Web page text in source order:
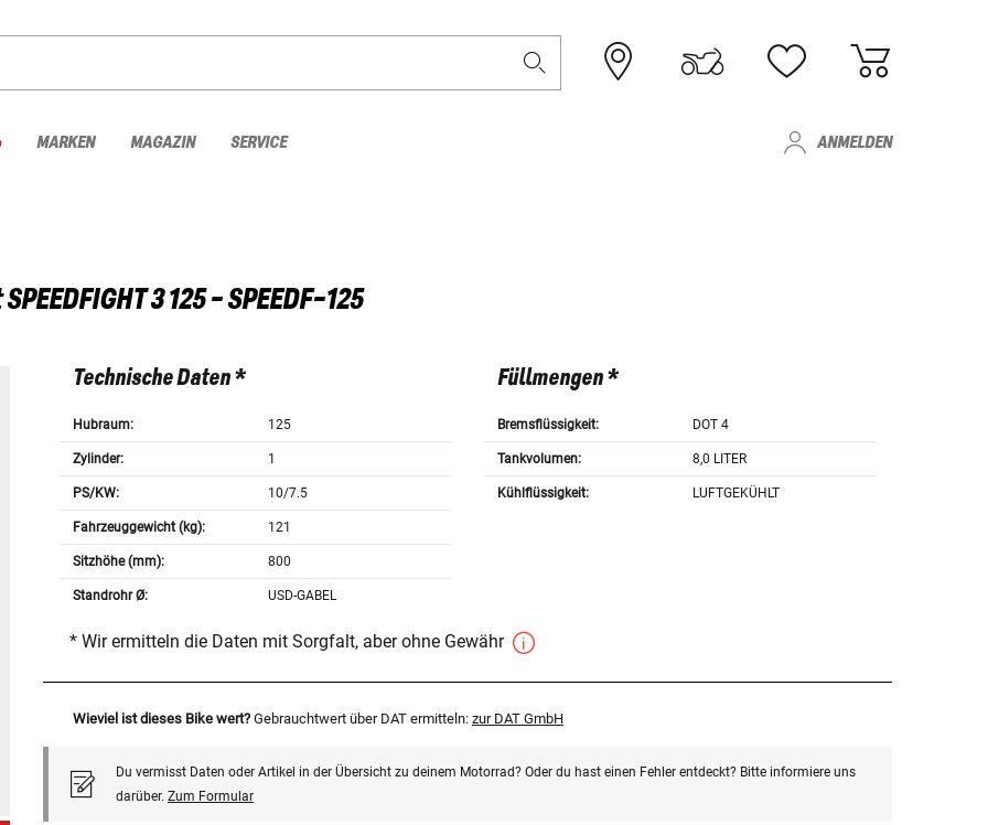
MARKEN MAGAZIN SERVICE ANMELDEN
SPEEDFIGHT 3 125 - SPEEDF-125
Technische Daten *
Hubraum: 125
Zylinder: 1
PS/KW: 10/7.5
Fahrzeuggewicht (kg): 121
Sitzhöhe (mm): 800
Standrohr Ø: USD-GABEL
Füllmengen *
Bremsflüssigkeit: DOT 4
Tankvolumen: 8,0 LITER
Kühlflüssigkeit: LUFTGEKÜHLT
* Wir ermitteln die Daten mit Sorgfalt, aber ohne Gewähr
Wieviel ist dieses Bike wert? Gebrauchtwert über DAT ermitteln: zur DAT GmbH
Du vermisst Daten oder Artikel in der Übersicht zu deinem Motorrad? Oder du hast einen Fehler entdeckt? Bitte informiere uns
darüber. Zum Formular